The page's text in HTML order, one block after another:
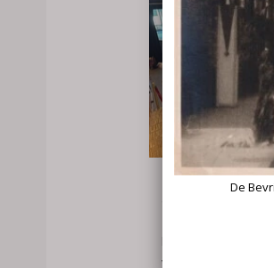
06.07.2025: Op 18
verteld.